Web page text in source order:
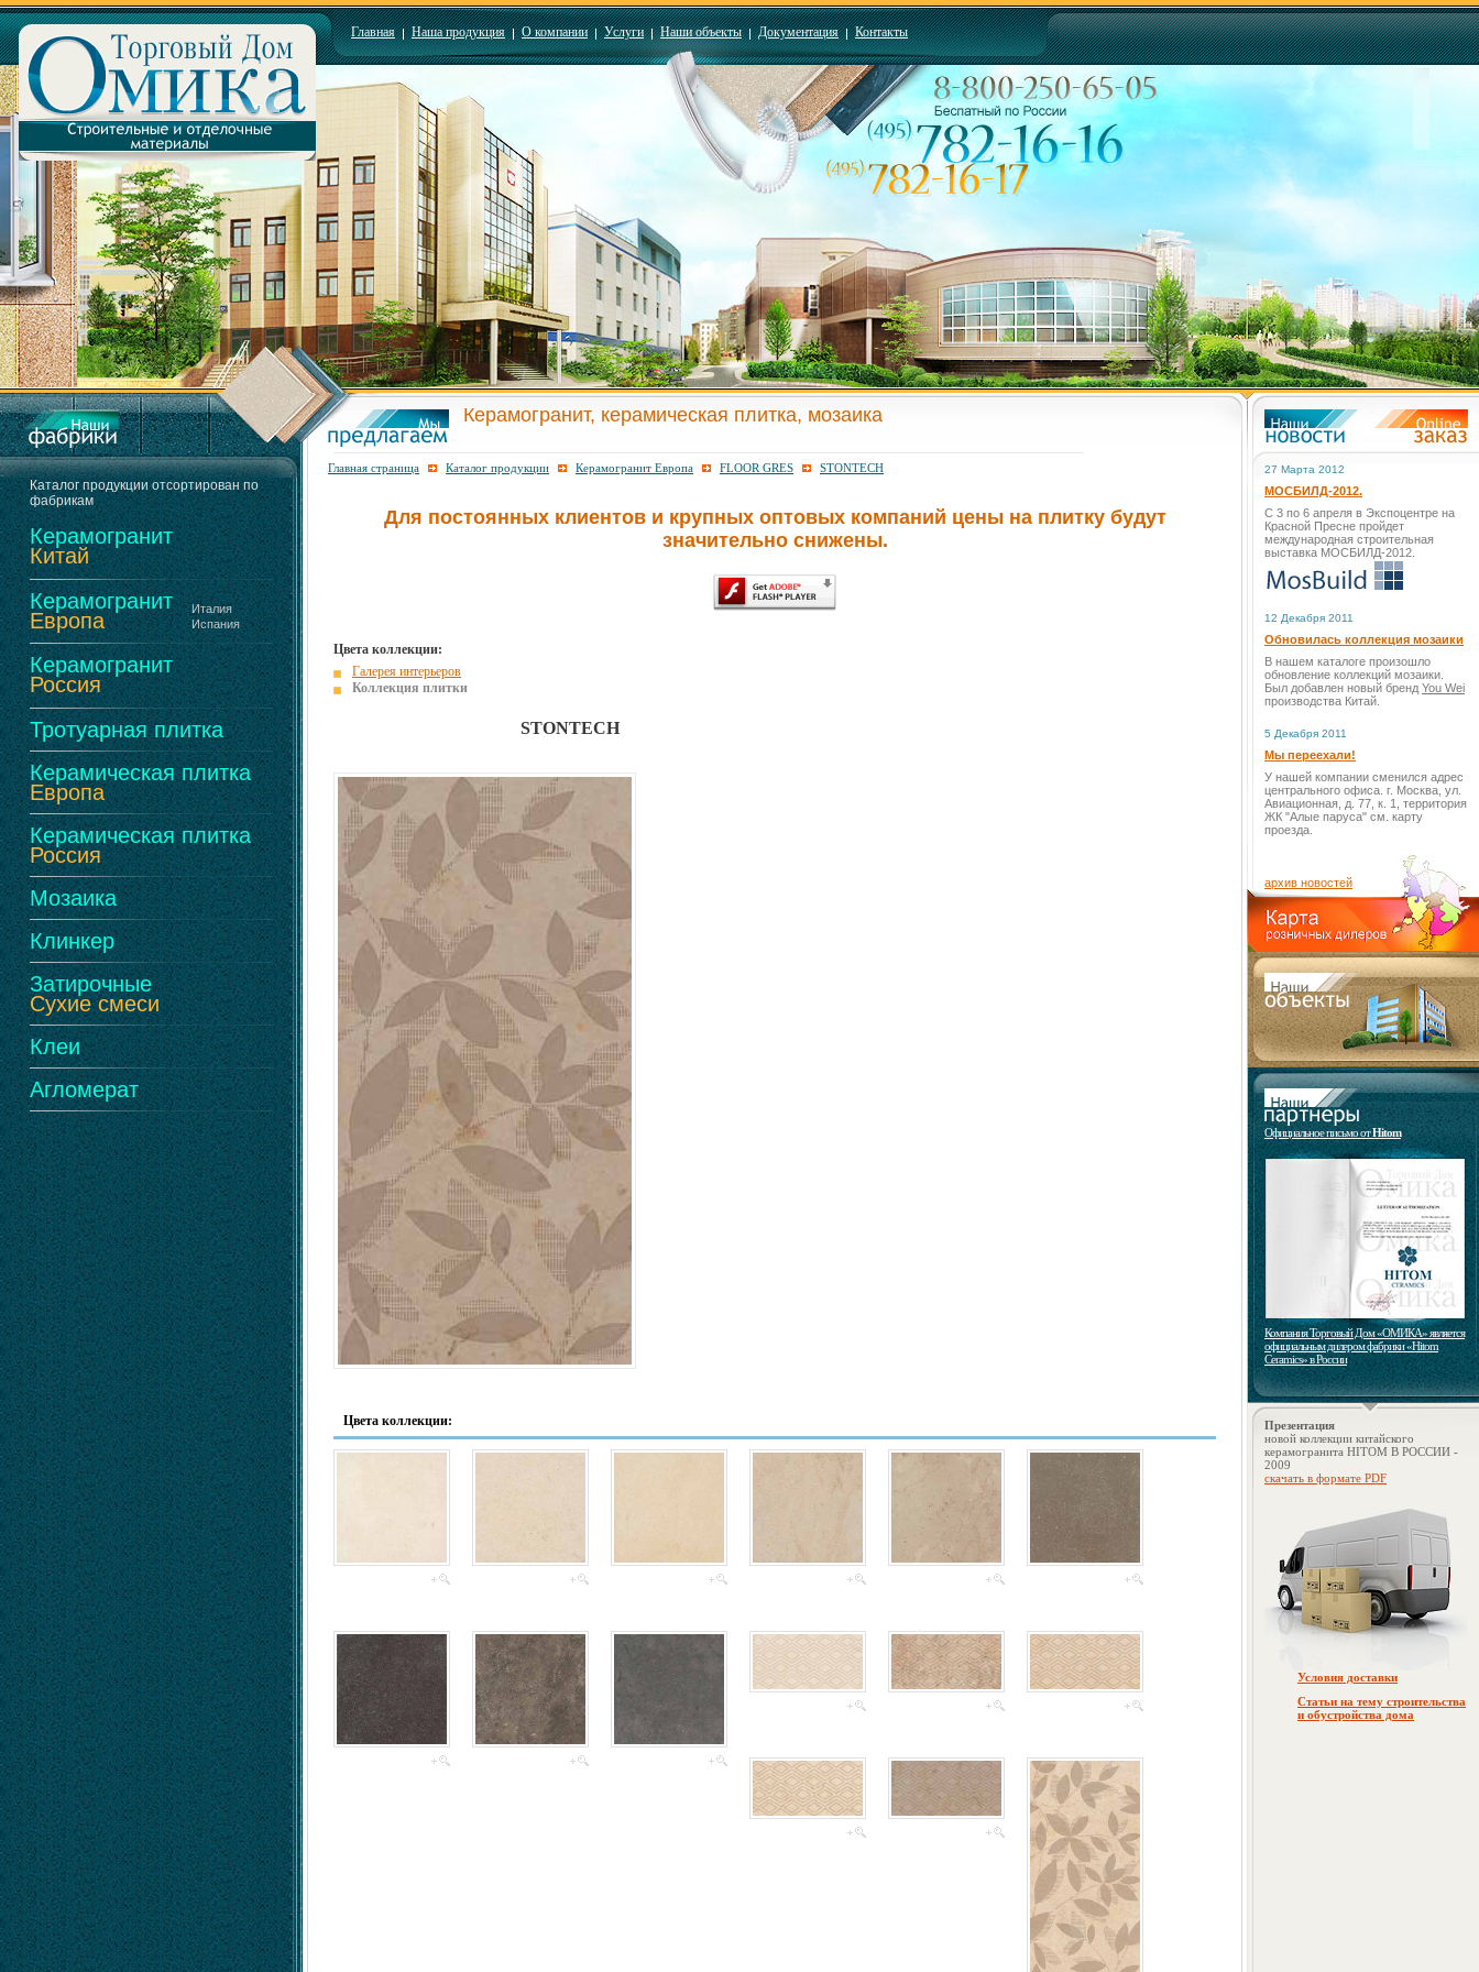
Главная Наша продукция О компании Услуги Наши объекты Документация Контакты
Каталог продукции отсортирован по
фабрикам
Керамогранит
Китай
Керамогранит
Европа
Италия
Испания
Керамогранит
Россия
Тротуарная плитка
Керамическая плитка
Европа
Керамическая плитка
Россия
Мозаика
Клинкер
Затирочные
Сухие смеси
Клеи
Агломерат
Керамогранит, керамическая плитка, мозаика
Главная страница Каталог продукции Керамогранит Европа FLOOR GRES STONTECH
Для постоянных клиентов и крупных оптовых компаний цены на плитку будут
значительно снижены.
Цвета коллекции:
Галерея интерьеров
Коллекция плитки
STONTECH
Цвета коллекции:
27 Марта 2012
МОСБИЛД-2012.
С 3 по 6 апреля в Экспоцентре на
Красной Пресне пройдет
международная строительная
выставка МОСБИЛД-2012.
12 Декабря 2011
Обновилась коллекция мозаики
В нашем каталоге произошло
обновление коллекций мозаики.
Был добавлен новый бренд You Wei
производства Китай.
5 Декабря 2011
Мы переехали!
У нашей компании сменился адрес
центрального офиса. г. Москва, ул.
Авиационная, д. 77, к. 1, территория
ЖК "Алые паруса" см. карту
проезда.
архив новостей
Официальное письмо отHitom
Компания Торговый Дом «ОМИКА» является
официальным дилером фабрики «Hitom
Ceramics» в России
Презентация
новой коллекции китайского
керамогранита HITOM В РОССИИ -
2009
скачать в формате PDF
Условия доставки
Статьи на тему строительства
и обустройства дома